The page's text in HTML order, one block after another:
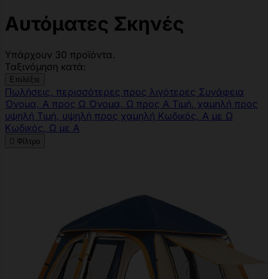
Αυτόματες Σκηνές
Υπάρχουν 30 προϊόντα.
Ταξινόμηση κατά:
Επιλέξτε
Πωλήσεις, περισσότερες προς λιγότερες Συνάφεια
Όνομα, Α προς Ω Όνομα, Ω προς Α Τιμή, χαμηλή προς
υψηλή Τιμή, υψηλή προς χαμηλή Κωδικός, Α με Ω
Κωδικός, Ω με Α
 Φίλτρο